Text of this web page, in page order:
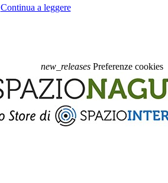
Continua a leggere
new_releases Preferenze cookies